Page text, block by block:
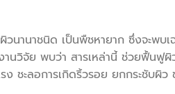
นานาชนิด เป็นพืชหายาก ซึ่งจะพบ
วิจัย พบว่า สารเหล่านี้ ช่วยฟื้นฟู
ชะลอการเกิดริ้วรอย ยกกระชับผิ